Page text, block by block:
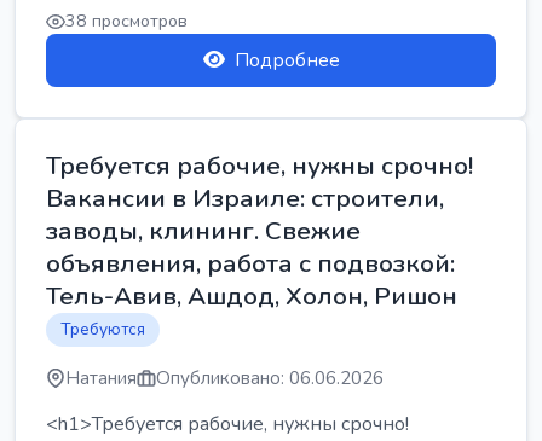
38 просмотров
Подробнее
Требуется рабочие, нужны срочно!
Вакансии в Израиле: строители,
заводы, клининг. Свежие
объявления, работа с подвозкой:
Тель-Авив, Ашдод, Холон, Ришон
Требуются
Натания Опубликовано: 06.06.2026
<h1>Требуется рабочие, нужны срочно!